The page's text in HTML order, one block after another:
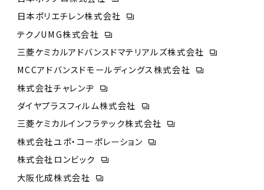
MCCアドバンスドモールディングス株式会社
三菱ケミカルアドバンスドマテリアルズ株式会社
株式会社チャレンヂ
ダイヤプラスフィルム株式会社
三菱ケミカルインフラテック株式会社
株式会社ユポ・コーポレーション
株式会社ロンビック
大阪化成株式会社
テクノUMG株式会社
日本ポリエチレン株式会社